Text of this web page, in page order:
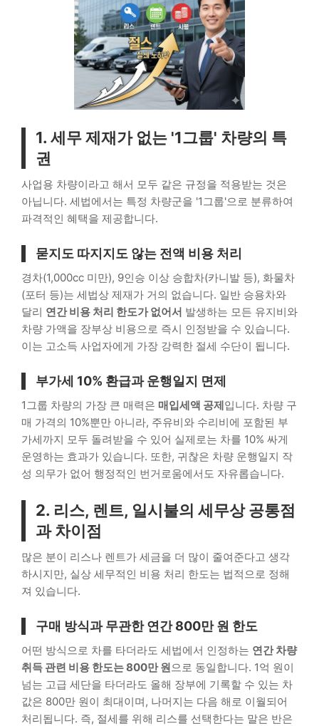
1. 세무 제재가 없는 '1그룹' 차량의 특
권
사업용 차량이라고 해서 모두 같은 규정을 적용받는 것은
아닙니다. 세법에서는 특정 차량군을 '1그룹'으로 분류하여
파격적인 혜택을 제공합니다.
묻지도 따지지도 않는 전액 비용 처리
경차(1,000cc 미만), 9인승 이상 승합차(카니발 등), 화물차
(포터 등)는 세법상 제재가 거의 없습니다. 일반 승용차와
달리 연간 비용 처리 한도가 없어서 발생하는 모든 유지비와
차량 가액을 장부상 비용으로 즉시 인정받을 수 있습니다.
이는 고소득 사업자에게 가장 강력한 절세 수단이 됩니다.
부가세 10% 환급과 운행일지 면제
1그룹 차량의 가장 큰 매력은 매입세액 공제입니다. 차량 구
매 가격의 10%뿐만 아니라, 주유비와 수리비에 포함된 부
가세까지 모두 돌려받을 수 있어 실제로는 차를 10% 싸게
운영하는 효과가 있습니다. 또한, 귀찮은 차량 운행일지 작
성 의무가 없어 행정적인 번거로움에서도 자유롭습니다.
2. 리스, 렌트, 일시불의 세무상 공통점
과 차이점
많은 분이 리스나 렌트가 세금을 더 많이 줄여준다고 생각
하시지만, 실상 세무적인 비용 처리 한도는 법적으로 정해
져 있습니다.
구매 방식과 무관한 연간 800만 원 한도
어떤 방식으로 차를 타더라도 세법에서 인정하는 연간 차량
취득 관련 비용 한도는 800만 원으로 동일합니다. 1억 원이
넘는 고급 세단을 타더라도 올해 장부에 기록할 수 있는 차
값은 800만 원이 최대이며, 나머지는 다음 해로 이월되어
처리됩니다. 즉, 절세를 위해 리스를 선택한다는 말은 반은